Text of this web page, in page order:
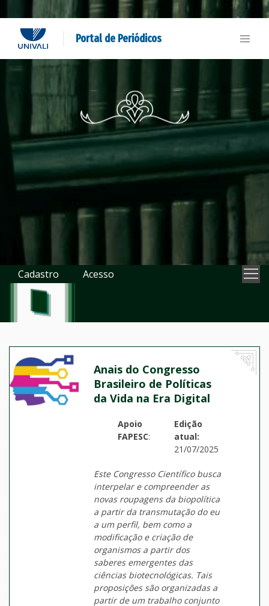
Portal de Periódicos
Cadastro Acesso
Anais do Congresso
Brasileiro de Políticas
da Vida na Era Digital
Apoio
FAPESC:
Edição
atual:
21/07/2025
Este Congresso Científico busca
interpelar e compreender as
novas roupagens da biopolítica
a partir da transmutação do eu
a um perfil, bem como a
modificação e criação de
organismos a partir dos
saberes emergentes das
ciências biotecnológicas. Tais
proposições são organizadas a
partir de um trabalho conjunto